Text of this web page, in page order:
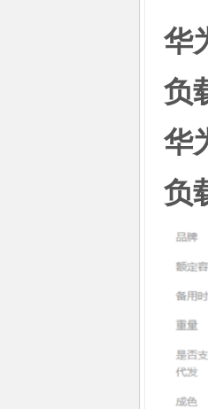
华
负
华
负